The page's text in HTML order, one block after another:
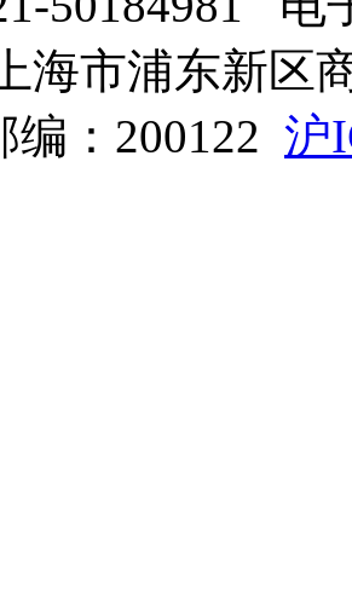
海市浦东新区
：200122 沪